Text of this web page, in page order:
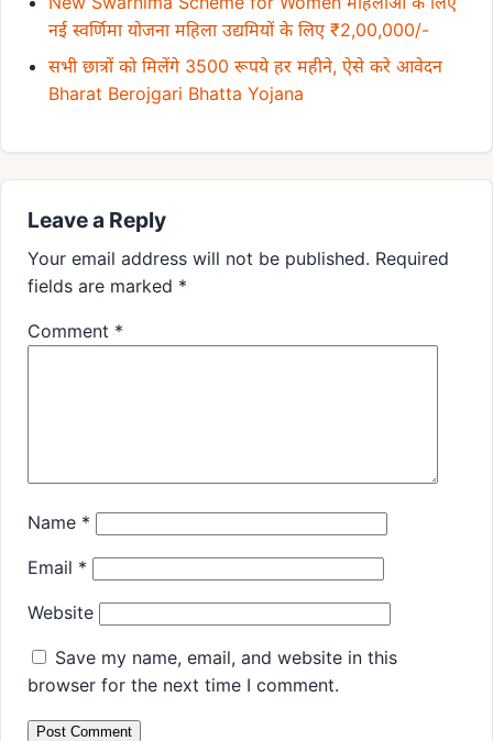
नई स्वर्णिमा योजना महिला उद्यमियों के लिए ₹2,00,000/-
सभी छात्रों को मिलेंगे 3500 रूपये हर महीने, ऐसे करे आवेदन
Bharat Berojgari Bhatta Yojana
Leave a Reply
Your email address will not be published. Required
fields are marked *
Comment *
Name *
Email *
Website
Save my name, email, and website in this
browser for the next time I comment.